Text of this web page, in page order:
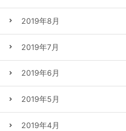
2019年8月
2019年7月
2019年6月
2019年5月
2019年4月